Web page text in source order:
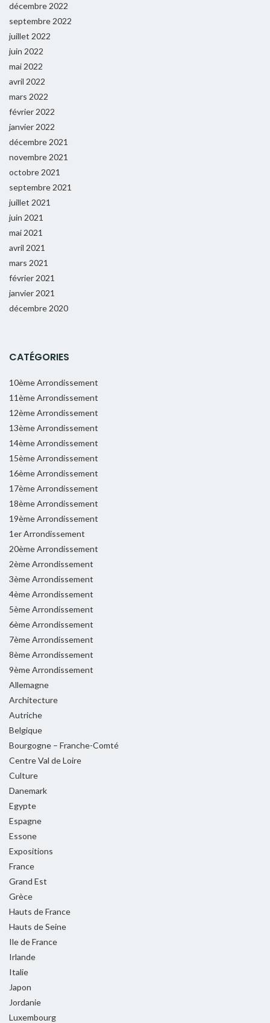
décembre 2022
septembre 2022
juillet 2022
juin 2022
mai 2022
avril 2022
mars 2022
février 2022
janvier 2022
décembre 2021
novembre 2021
octobre 2021
septembre 2021
juillet 2021
juin 2021
mai 2021
avril 2021
mars 2021
février 2021
janvier 2021
décembre 2020
CATÉGORIES
10ème Arrondissement
11ème Arrondissement
12ème Arrondissement
13ème Arrondissement
14ème Arrondissement
15ème Arrondissement
16ème Arrondissement
17ème Arrondissement
18ème Arrondissement
19ème Arrondissement
1er Arrondissement
20ème Arrondissement
2ème Arrondissement
3ème Arrondissement
4ème Arrondissement
5ème Arrondissement
6ème Arrondissement
7ème Arrondissement
8ème Arrondissement
9ème Arrondissement
Allemagne
Architecture
Autriche
Belgique
Bourgogne – Franche-Comté
Centre Val de Loire
Culture
Danemark
Egypte
Espagne
Essone
Expositions
France
Grand Est
Grèce
Hauts de France
Hauts de Seine
Ile de France
Irlande
Italie
Japon
Jordanie
Luxembourg